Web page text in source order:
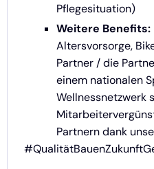
Pflegesituation)
Weitere Benefits:
Altersvorsorge,
Partner / die
einem nationalen
Wellnessnetzwerk
Partnern dank